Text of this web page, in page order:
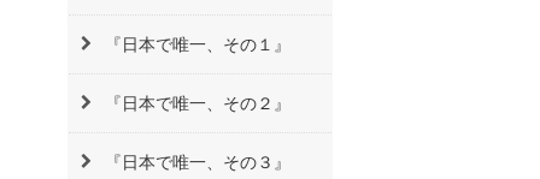
『日本で唯一、その１』
『日本で唯一、その２』
『日本で唯一、その３』